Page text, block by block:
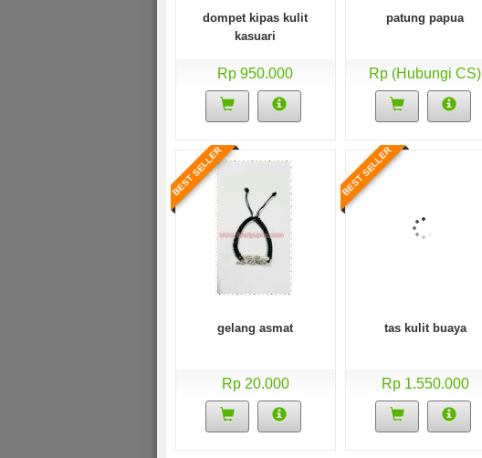
dompet kipas kulit
kasuari
Rp 950.000
patung papua
Rp (Hubungi CS)
BEST SELLER
gelang asmat
Rp 20.000
BEST SELLER
tas kulit buaya
Rp 1.550.000
BEST SELLER